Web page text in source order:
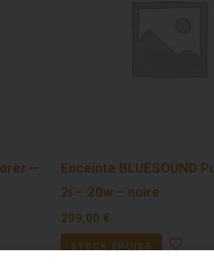
–
Enceinte BLUESOUND
2i – 20w – noire
299,00 €
STOCK ÉPUISÉ